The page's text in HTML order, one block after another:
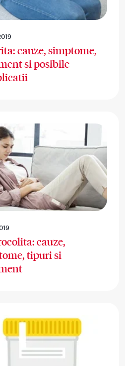
cauze, simptome,
si posibile
cauze,
tipuri si